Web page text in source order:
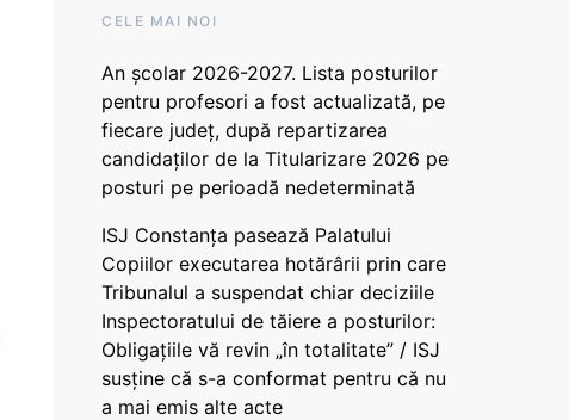
CELE MAI NOI
An școlar 2026-2027. Lista posturilor
pentru profesori a fost actualizată, pe
fiecare județ, după repartizarea
candidaților de la Titularizare 2026 pe
posturi pe perioadă nedeterminată
ISJ Constanța pasează Palatului
Copiilor executarea hotărârii prin care
Tribunalul a suspendat chiar deciziile
Inspectoratului de tăiere a posturilor:
Obligațiile vă revin „în totalitate” / ISJ
susține că s-a conformat pentru că nu
a mai emis alte acte